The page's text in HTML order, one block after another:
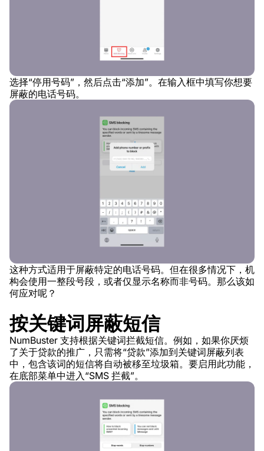
选择“停用号码”，然后点击“添加”。在输入框中填写你想要
屏蔽的电话号码。
这种方式适用于屏蔽特定的电话号码。但在很多情况下，机
构会使用一整段号段，或者仅显示名称而非号码。那么该如
何应对呢？
按关键词屏蔽短信
NumBuster 支持根据关键词拦截短信。例如，如果你厌烦
了关于贷款的推广，只需将“贷款”添加到关键词屏蔽列表
中，包含该词的短信将自动被移至垃圾箱。要启用此功能，
在底部菜单中进入“SMS 拦截”。